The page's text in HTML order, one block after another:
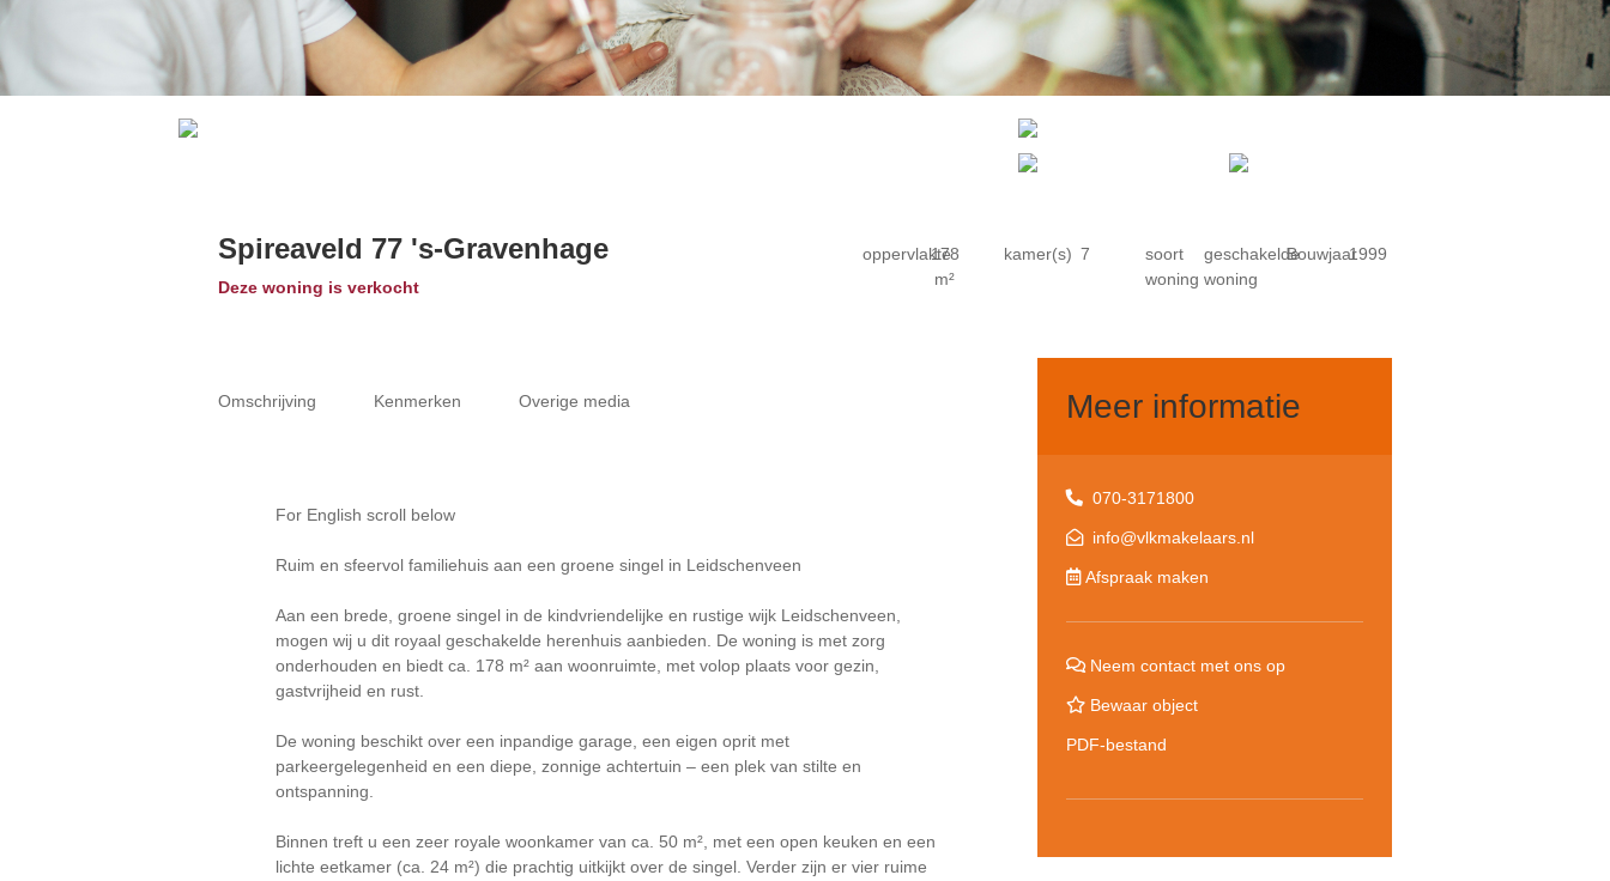
Spireaveld 77 's-Gravenhage
Deze woning is verkocht
oppervlakte
178
m²
kamer(s) 7
soort
woning
geschakelde
woning
Bouwjaar1999
Omschrijving Kenmerken Overige media
For English scroll below
Ruim en sfeervol familiehuis aan een groene singel in Leidschenveen
Aan een brede, groene singel in de kindvriendelijke en rustige wijk Leidschenveen,
mogen wij u dit royaal geschakelde herenhuis aanbieden. De woning is met zorg
onderhouden en biedt ca. 178 m² aan woonruimte, met volop plaats voor gezin,
gastvrijheid en rust.
De woning beschikt over een inpandige garage, een eigen oprit met
parkeergelegenheid en een diepe, zonnige achtertuin – een plek van stilte en
ontspanning.
Binnen treft u een zeer royale woonkamer van ca. 50 m², met een open keuken en een
lichte eetkamer (ca. 24 m²) die prachtig uitkijkt over de singel. Verder zijn er vier ruime
Meer informatie
070-3171800
info@vlkmakelaars.nl
Afspraak maken
Neem contact met ons op
Bewaar object
PDF-bestand